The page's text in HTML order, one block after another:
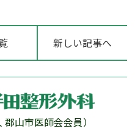
新しい記事へ
郡山市医師会会員）